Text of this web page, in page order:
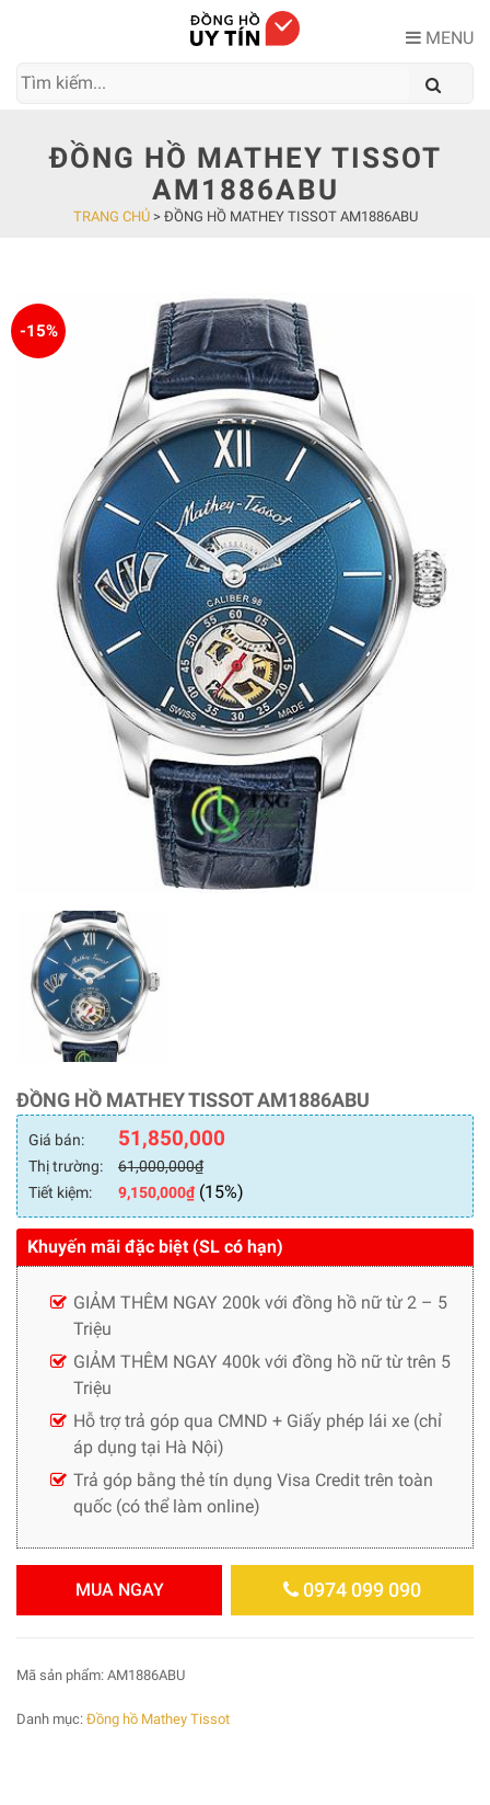
MENU
ĐỒNG HỒ MATHEY TISSOT
AM1886ABU
TRANG CHỦ> ĐỒNG HỒ MATHEY TISSOT AM1886ABU
-15%
ĐỒNG HỒ MATHEY TISSOT AM1886ABU
Giá bán: 51,850,000
Thị trường: 61,000,000₫
Tiết kiệm:
9,150,000₫(15%)
Khuyến mãi đặc biệt (SL có hạn)
GIẢM THÊM NGAY 200k với đồng hồ nữ từ 2 – 5
Triệu
GIẢM THÊM NGAY 400k với đồng hồ nữ từ trên 5
Triệu
Hỗ trợ trả góp qua CMND + Giấy phép lái xe (chỉ
áp dụng tại Hà Nội)
Trả góp bằng thẻ tín dụng Visa Credit trên toàn
quốc (có thể làm online)
MUA NGAY 0974 099 090
Mã sản phẩm: AM1886ABU
Danh mục: Đồng hồ Mathey Tissot